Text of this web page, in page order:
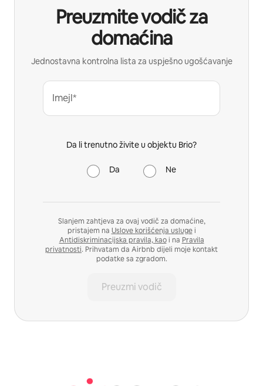
Preuzmite vodič za
domaćina
Jednostavna kontrolna lista za uspješno ugošćavanje
Imejl*
Da li trenutno živite u objektu Brio?
Da Ne
Slanjem zahtjeva za ovaj vodič za domaćine,
pristajem na Uslove korišćenja uslugei
Antidiskriminacijska pravila, kaoi na Pravila
privatnosti. Prihvatam da Airbnb dijeli moje kontakt
podatke sa zgradom.
Preuzmi vodič